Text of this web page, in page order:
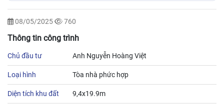
08/05/2025 760
Thông tin công trình
Chủ đầu tư Anh Nguyễn Hoàng Việt
Loại hình Tòa nhà phức hợp
Diện tích khu đất 9,4x19.9m